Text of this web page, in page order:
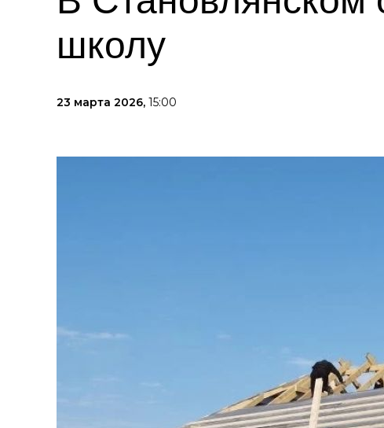
школу
23 марта 2026, 15:00